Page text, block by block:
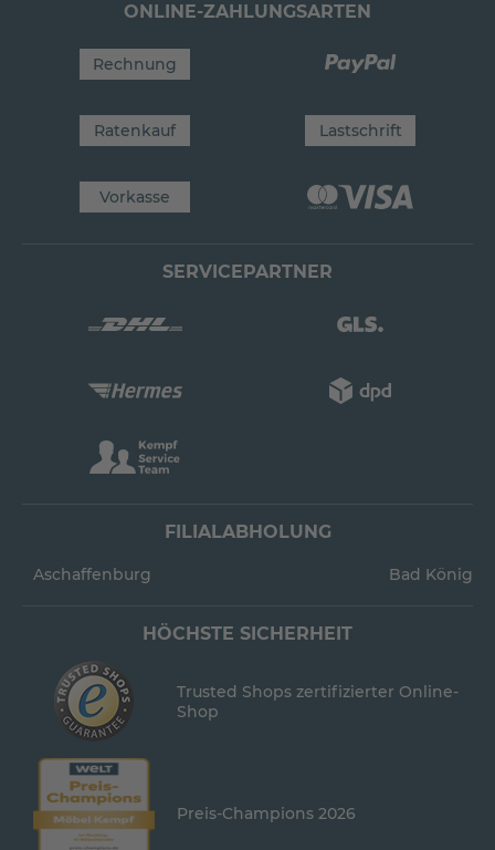
ONLINE-ZAHLUNGSARTEN
Rechnung
Ratenkauf Lastschrift
Vorkasse
SERVICEPARTNER
FILIALABHOLUNG
Aschaffenburg Bad König
HÖCHSTE SICHERHEIT
Trusted Shops zertifizierter Online-
Shop
Preis-Champions 2026